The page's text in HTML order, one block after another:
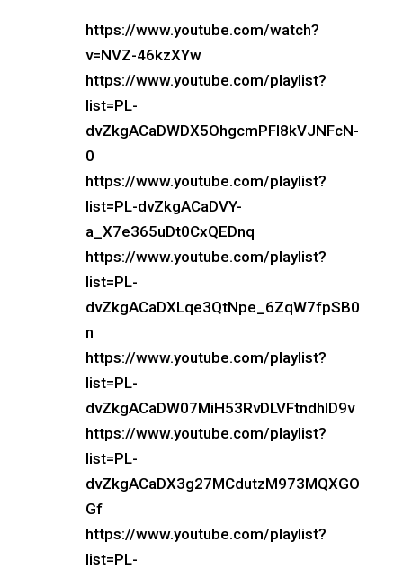
https://www.youtube.com/watch?
v=NVZ-46kzXYw
https://www.youtube.com/playlist?
list=PL-
dvZkgACaDWDX5OhgcmPFl8kVJNFcN-
0
https://www.youtube.com/playlist?
list=PL-dvZkgACaDVY-
a_X7e365uDt0CxQEDnq
https://www.youtube.com/playlist?
list=PL-
dvZkgACaDXLqe3QtNpe_6ZqW7fpSB0
n
https://www.youtube.com/playlist?
list=PL-
dvZkgACaDW07MiH53RvDLVFtndhID9v
https://www.youtube.com/playlist?
list=PL-
dvZkgACaDX3g27MCdutzM973MQXGO
Gf
https://www.youtube.com/playlist?
list=PL-